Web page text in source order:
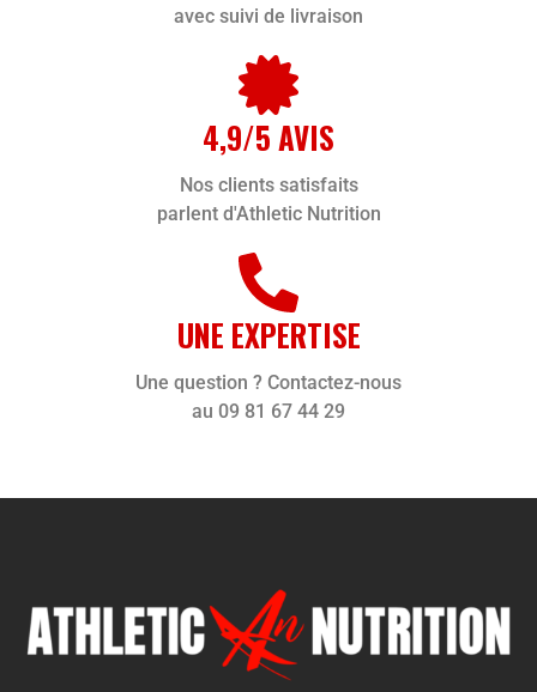
avec suivi de livraison
4,9/5 AVIS
Nos clients satisfaits
parlent d'Athletic Nutrition
UNE EXPERTISE
Une question ? Contactez-nous
au 09 81 67 44 29